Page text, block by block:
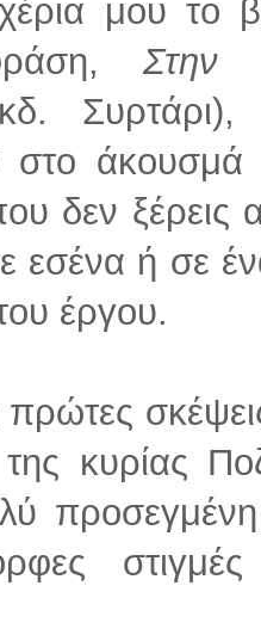
μου το
Στην
Συρτάρι),
άκουσμά
δεν ξέρεις
εσένα ή σε
έργου.
πρώτες
της κυρίας